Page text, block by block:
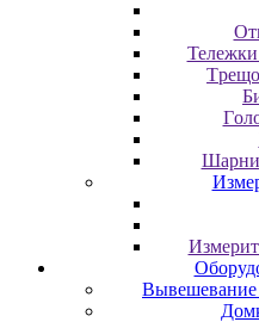
Вывешевание